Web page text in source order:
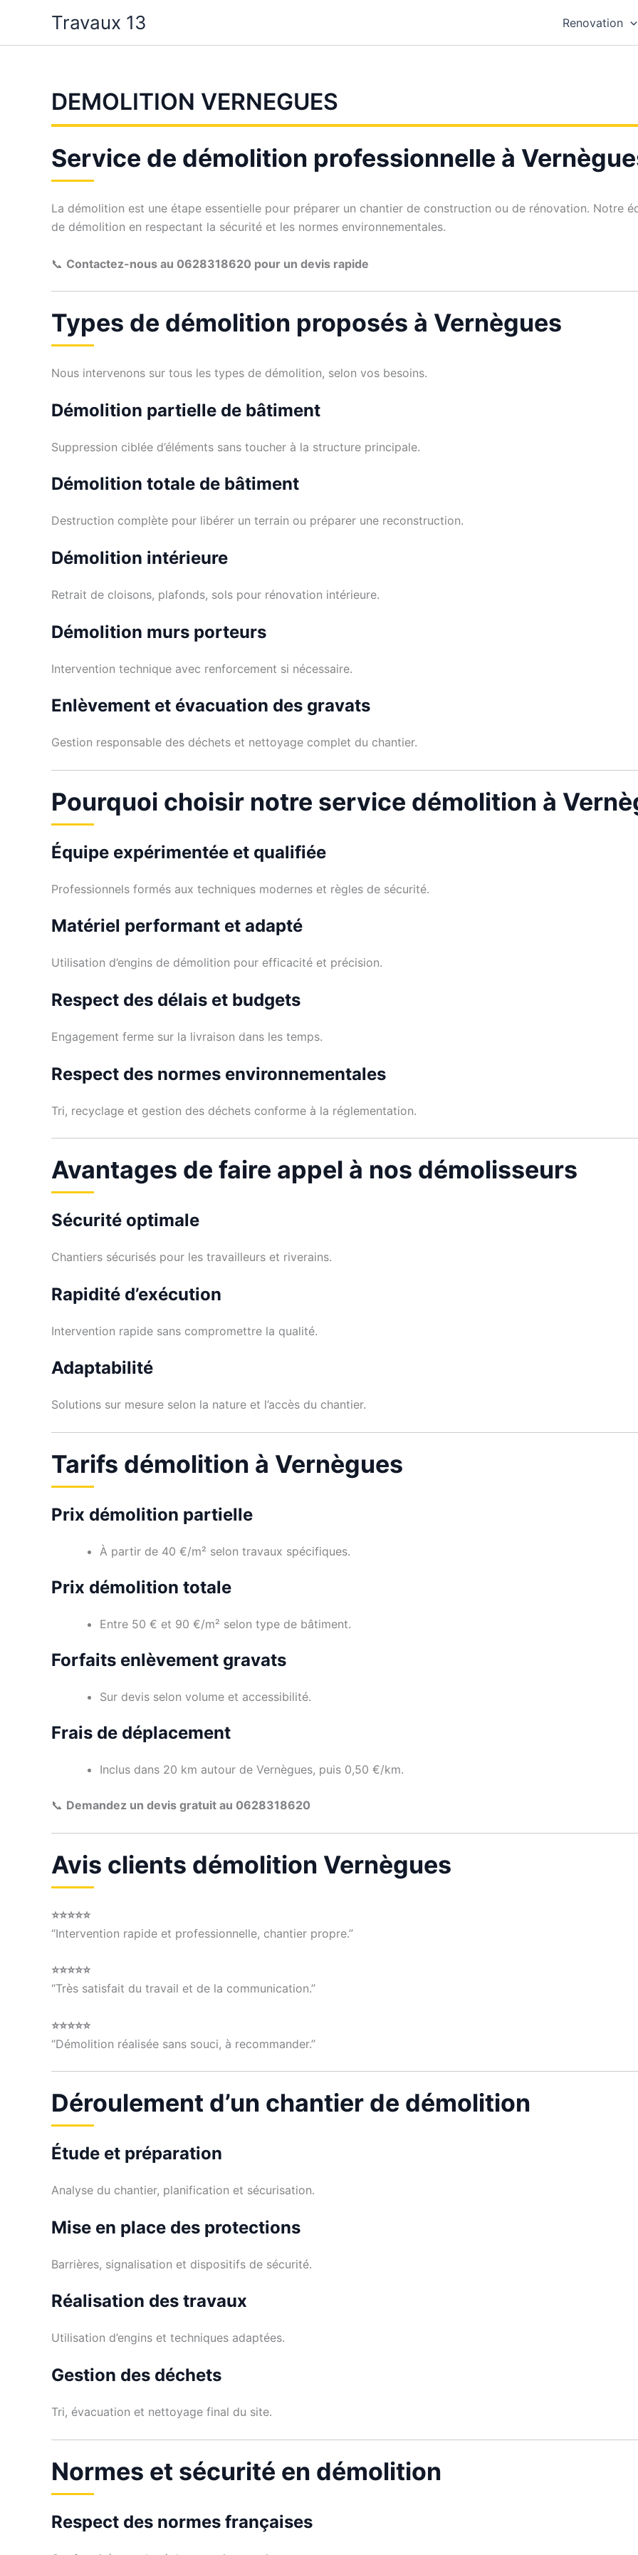
contenu
Travaux 13 Renovation
DEMOLITION VERNEGUES
Service de démolition professionnelle à
La démolition est une étape essentielle pour préparer un chantier de construction ou de rénovation. Notre
de démolition en respectant la sécurité et les normes environnementales.
📞 Contactez-nous au 0628318620 pour un devis rapide
Types de démolition proposés à Vernègues
Nous intervenons sur tous les types de démolition, selon vos besoins.
Démolition partielle de bâtiment
Suppression ciblée d’éléments sans toucher à la structure principale.
Démolition totale de bâtiment
Destruction complète pour libérer un terrain ou préparer une reconstruction.
Démolition intérieure
Retrait de cloisons, plafonds, sols pour rénovation intérieure.
Démolition murs porteurs
Intervention technique avec renforcement si nécessaire.
Enlèvement et évacuation des gravats
Gestion responsable des déchets et nettoyage complet du chantier.
Pourquoi choisir notre service démolition à
Équipe expérimentée et qualifiée
Professionnels formés aux techniques modernes et règles de sécurité.
Matériel performant et adapté
Utilisation d’engins de démolition pour efficacité et précision.
Respect des délais et budgets
Engagement ferme sur la livraison dans les temps.
Respect des normes environnementales
Tri, recyclage et gestion des déchets conforme à la réglementation.
Avantages de faire appel à nos démolisseurs
Sécurité optimale
Chantiers sécurisés pour les travailleurs et riverains.
Rapidité d’exécution
Intervention rapide sans compromettre la qualité.
Adaptabilité
Solutions sur mesure selon la nature et l’accès du chantier.
Tarifs démolition à Vernègues
Prix démolition partielle
À partir de 40 €/m² selon travaux spécifiques.
Prix démolition totale
Entre 50 € et 90 €/m² selon type de bâtiment.
Forfaits enlèvement gravats
Sur devis selon volume et accessibilité.
Frais de déplacement
Inclus dans 20 km autour de Vernègues, puis 0,50 €/km.
📞 Demandez un devis gratuit au 0628318620
Avis clients démolition Vernègues
⭐⭐⭐⭐⭐
“Intervention rapide et professionnelle, chantier propre.”
⭐⭐⭐⭐⭐
“Très satisfait du travail et de la communication.”
⭐⭐⭐⭐⭐
“Démolition réalisée sans souci, à recommander.”
Déroulement d’un chantier de démolition
Étude et préparation
Analyse du chantier, planification et sécurisation.
Mise en place des protections
Barrières, signalisation et dispositifs de sécurité.
Réalisation des travaux
Utilisation d’engins et techniques adaptées.
Gestion des déchets
Tri, évacuation et nettoyage final du site.
Normes et sécurité en démolition
Respect des normes françaises